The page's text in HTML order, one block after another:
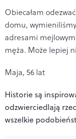
Obiecałam
domu,
adresami
męża. Może lepiej
Maja, 56 lat
Historie są
odzwierciedlają
wszelkie